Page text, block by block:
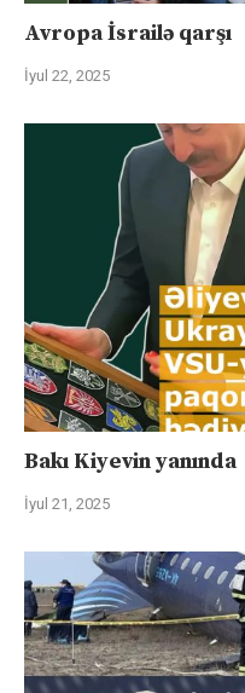
Avropa İsrailə qarşı
İyul 22, 2025
Bakı Kiyevin yanında
İyul 21, 2025